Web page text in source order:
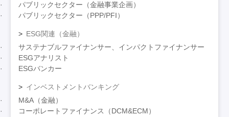
パブリックセクター（金融事業企画）
パブリックセクター（PPP/PFI）
ESG関連（金融）
サステナブルファイナンサー、インパクトファイナンサー
ESGアナリスト
ESGバンカー
インベストメントバンキング
M&A（金融）
コーポレートファイナンス（DCM&ECM）